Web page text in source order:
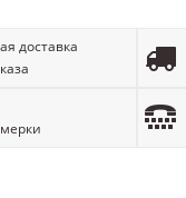
доставка